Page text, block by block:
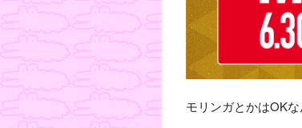
モリンガとかはOK